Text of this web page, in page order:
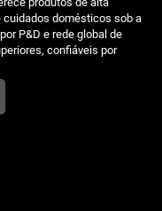
domésticos sob a
P&D e rede global de
confiáveis por